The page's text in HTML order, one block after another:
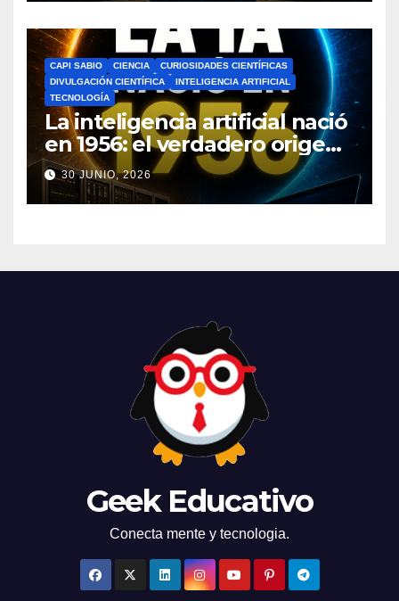
CAPI SABIO CIENCIA
CURIOSIDADES CIENTÍFICAS
DIVULGACIÓN CIENTÍFICA
INTELIGENCIA ARTIFICIAL
TECNOLOGÍA
La inteligencia artificial nació
en 1956: el verdadero origen
de la IA que cambió el
mundo
30 JUNIO, 2026
Geek Educativo
Conecta mente y tecnologia.